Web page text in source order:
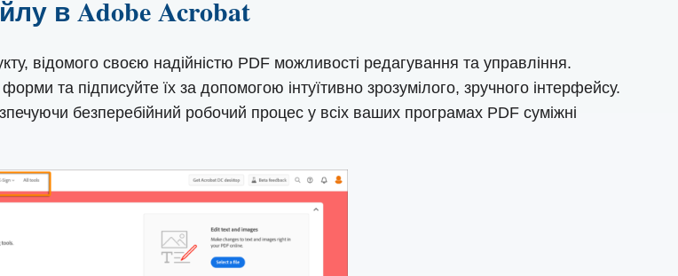
в Adobe Acrobat
відомого своєю надійністю PDF можливості редагування та управління.
та підписуйте їх за допомогою інтуїтивно зрозумілого, зручного інтерфейсу.
безперебійний робочий процес у всіх ваших програмах PDF суміжні